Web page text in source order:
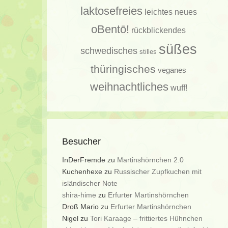
laktosefreies leichtes neues
oBentō! rückblickendes
schwedisches stilles süßes
thüringisches veganes
weihnachtliches wuff!
Besucher
InDerFremde zu Martinshörnchen 2.0
Kuchenhexe zu Russischer Zupfkuchen mit
isländischer Note
shira-hime zu Erfurter Martinshörnchen
Droß Mario zu Erfurter Martinshörnchen
Nigel zu Tori Karaage – frittiertes Hühnchen